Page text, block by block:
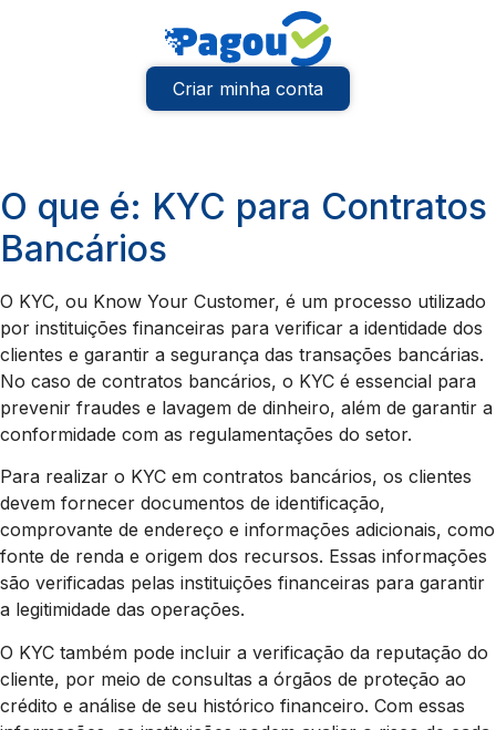
Criar minha conta
O que é: KYC para Contratos
Bancários
O KYC, ou Know Your Customer, é um processo utilizado
por instituições financeiras para verificar a identidade dos
clientes e garantir a segurança das transações bancárias.
No caso de contratos bancários, o KYC é essencial para
prevenir fraudes e lavagem de dinheiro, além de garantir a
conformidade com as regulamentações do setor.
Para realizar o KYC em contratos bancários, os clientes
devem fornecer documentos de identificação,
comprovante de endereço e informações adicionais, como
fonte de renda e origem dos recursos. Essas informações
são verificadas pelas instituições financeiras para garantir
a legitimidade das operações.
O KYC também pode incluir a verificação da reputação do
cliente, por meio de consultas a órgãos de proteção ao
crédito e análise de seu histórico financeiro. Com essas